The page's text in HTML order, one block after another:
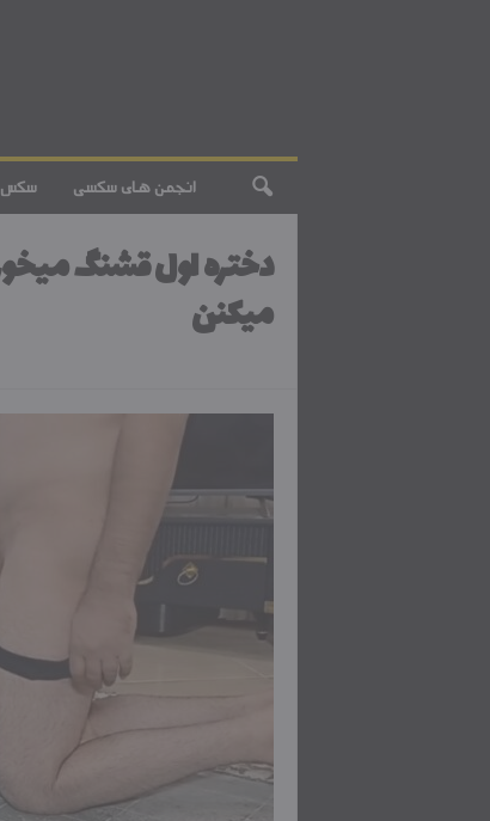
سکس انجمن های سکسی
دختره اول قشنگ
میکنن